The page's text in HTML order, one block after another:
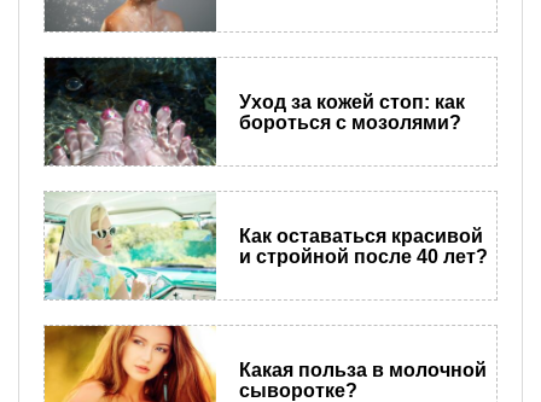
Уход за кожей стоп: как
бороться с мозолями?
Как оставаться красивой
и стройной после 40 лет?
Какая польза в молочной
сыворотке?